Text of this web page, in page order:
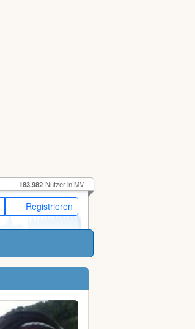
Registrieren
183.982 Nutzer in MV